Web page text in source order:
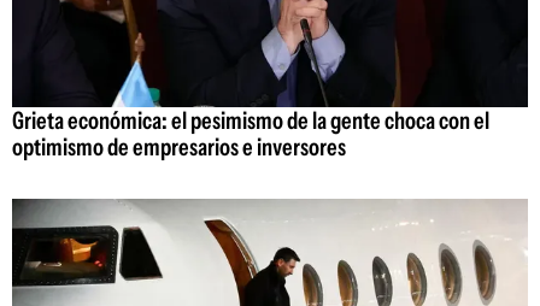
Grieta económica: el pesimismo de la gente choca con el
optimismo de empresarios e inversores